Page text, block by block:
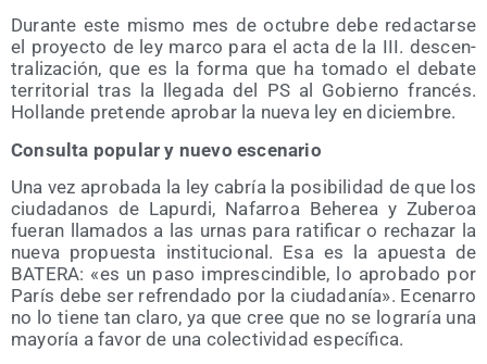
Duran­te este mis­mo mes de octu­bre debe redac­tar­se
el pro­yec­to de ley mar­co para el acta de la III. des­cen­
tra­li­za­ción, que es la for­ma que ha toma­do el deba­te
terri­to­rial tras la lle­ga­da del PS al Gobierno fran­cés.
Hollan­de pre­ten­de apro­bar la nue­va ley en diciembre.
Con­sul­ta popu­lar y nue­vo escenario
Una vez apro­ba­da la ley cabría la posi­bi­li­dad de que los
ciu­da­da­nos de Lapur­di, Nafa­rroa Behe­rea y Zube­roa
fue­ran lla­ma­dos a las urnas para rati­fi­car o recha­zar la
nue­va pro­pues­ta ins­ti­tu­cio­nal. Esa es la apues­ta de
BATERA: «es un paso impres­cin­di­ble, lo apro­ba­do por
París debe ser refren­da­do por la ciu­da­da­nía». Ece­na­rro
no lo tie­ne tan cla­ro, ya que cree que no se logra­ría una
mayo­ría a favor de una colec­ti­vi­dad específica.